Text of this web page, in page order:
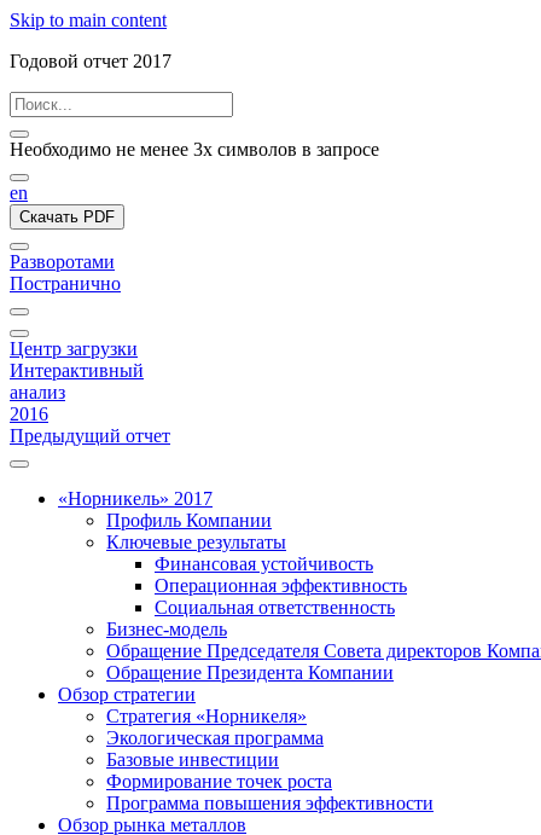
Skip to main content
Годовой отчет 2017
Необходимо не менее 3х символов в запросе
en
Скачать PDF
Разворотами
Постранично
Центр загрузки
Интерактивный
анализ
2016
Предыдущий отчет
«Норникель» 2017
Профиль Компании
Ключевые результаты
Финансовая устойчивость
Операционная эффективность
Социальная ответственность
Бизнес-модель
Обращение Председателя Совета директоров
Обращение Президента Компании
Обзор стратегии
Стратегия «Норникеля»
Экологическая программа
Базовые инвестиции
Формирование точек роста
Программа повышения эффективности
Обзор рынка металлов